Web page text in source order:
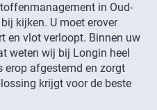
in Oud-
kijken. U moet erover
en vlot verloopt. Binnen uw
weten wij bij Longin heel
erop afgestemd en zorgt
krijgt voor de beste